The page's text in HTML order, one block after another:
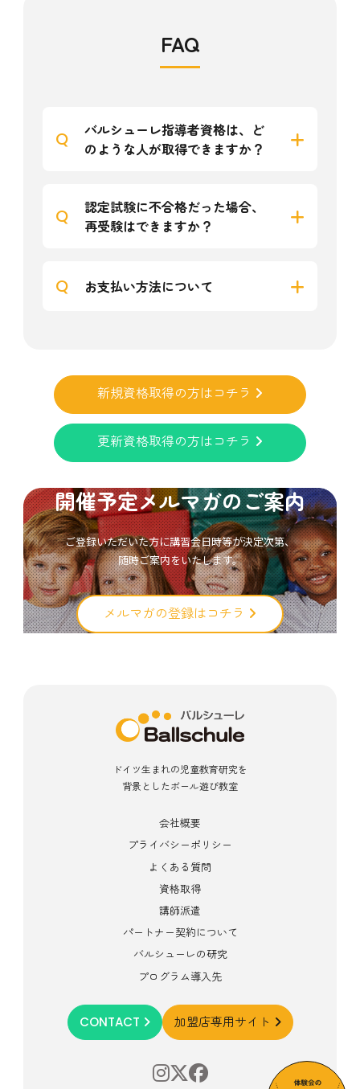
FAQ
Q
バルシューレ指導者資格は、ど
のような人が取得できますか？
Q
認定試験に不合格だった場合、
再受験はできますか？
Q お支払い方法について
新規資格取得の方はコチラ
更新資格取得の方はコチラ
開催予定メルマガのご案内
ご登録いただいた方に講習会日時等が決定次第、
随時ご案内をいたします。
メルマガの登録はコチラ
ドイツ生まれの児童教育研究を
背景としたボール遊び教室
会社概要
プライバシーポリシー
よくある質問
資格取得
講師派遣
パートナー契約について
バルシューレの研究
プログラム導入先
CONTACT 加盟店専用サイト